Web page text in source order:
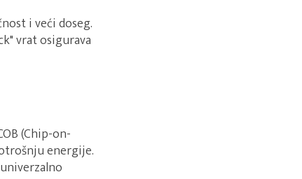
i veći doseg.
vrat osigurava
(Chip-on-
energije.